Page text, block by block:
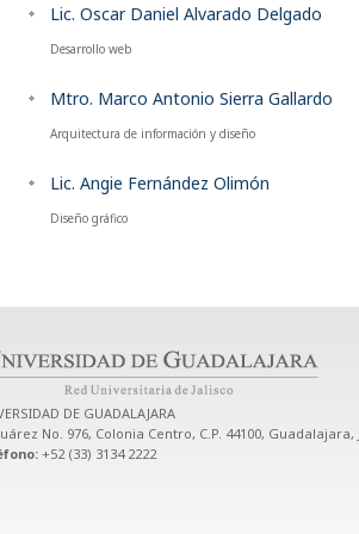
Lic. Oscar Daniel Alvarado Delgado
Desarrollo web
Mtro. Marco Antonio Sierra Gallardo
Arquitectura de información y diseño
Lic. Angie Fernández Olimón
Diseño gráfico
DE GUADALAJARA
No. 976, Colonia Centro, C.P. 44100,
+52 (33) 3134 2222